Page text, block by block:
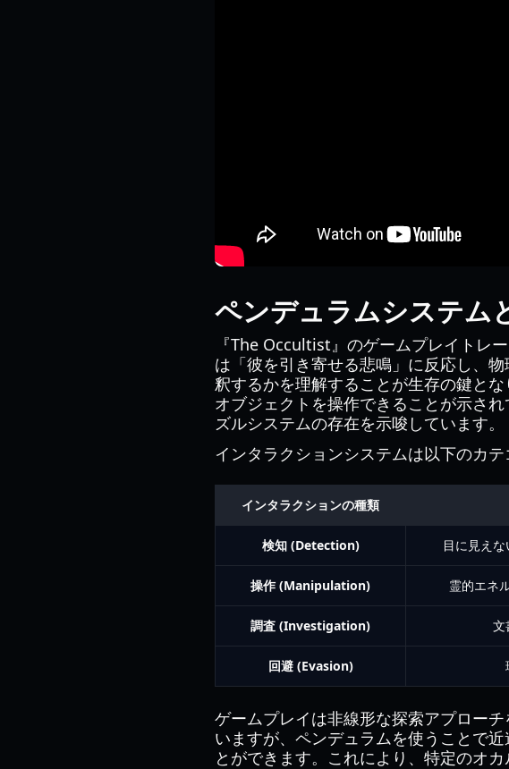
ペンデュラムシステム
『The Occultist』のゲームプレイトレ
は「彼を引き寄せる悲鳴」に反応し、
釈するかを理解することが生存の鍵と
オブジェクトを操作できることが示さ
ズルシステムの存在を示唆しています。
インタラクションシステムは以下のカテ
インタラクションの種類
検知 (Detection) 目に見え
操作 (Manipulation) 霊的エネ
調査 (Investigation) 文
回避 (Evasion)
ゲームプレイは非線形な探索アプロー
いますが、ペンデュラムを使うことで
とができます。これにより、特定のオ